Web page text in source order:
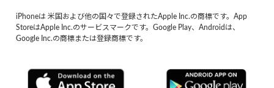
iPhoneは 米国および他の国々で登録されたApple Inc.の商標です。App
StoreはApple Inc.のサービスマークです。Google Play、Androidは、
Google Inc.の商標または登録商標です。